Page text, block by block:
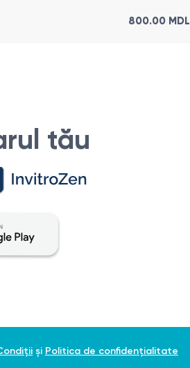
800.00 MDL
tău
și Politica de confidențialitate